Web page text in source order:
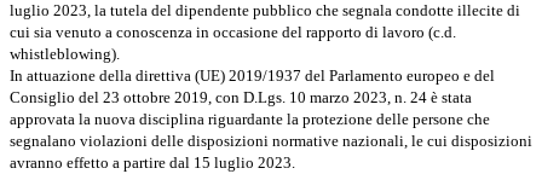
luglio 2023, la tutela del dipendente pubblico che segnala condotte illecite di
cui sia venuto a conoscenza in occasione del rapporto di lavoro (c.d.
whistleblowing).
In attuazione della direttiva (UE) 2019/1937 del Parlamento europeo e del
Consiglio del 23 ottobre 2019, con D.Lgs. 10 marzo 2023, n. 24 è stata
approvata la nuova disciplina riguardante la protezione delle persone che
segnalano violazioni delle disposizioni normative nazionali, le cui disposizioni
avranno effetto a partire dal 15 luglio 2023.